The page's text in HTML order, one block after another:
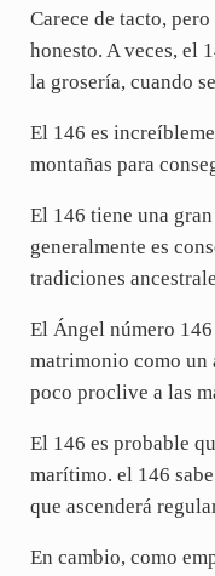
Carece de tacto,
honesto. A veces, el
la grosería, cuando
El 146 es
montañas para
El 146 tiene una
generalmente es
tradiciones
El Ángel número
matrimonio como un
poco proclive a las
El 146 es probable
marítimo. el 146
que ascenderá
En cambio, como